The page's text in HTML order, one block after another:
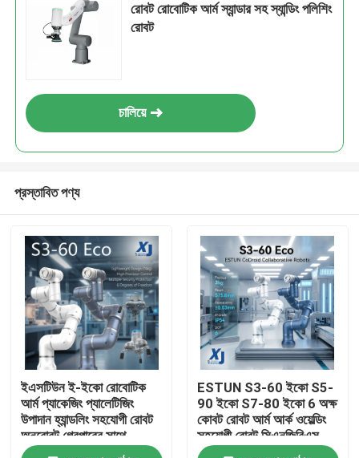
রোবট রোবোটিক আর্ম স্যান্ডার সহ স্যান্ডিং পলিশিং
রোবট
চালিয়ে
প্রস্তাবিত পণ্য
ইএসটিউন ই-ইকো রোবোটিক
আর্ম প্যাকেজিং প্যালেটিজিং
উপাদান হ্যান্ডলিং সহযোগী রোবট
অনরোবট গ্রেপারের সাথে
ESTUN S3-60 ইকো S5-
90 ইকো S7-80 ইকো 6 অক্ষ
কোবট রোবট আর্ম আর্ক ওয়েল্ডিং
সহযোগী রোবট সিএনজিবিএস
ওয়েল্ডিং পজিশনার